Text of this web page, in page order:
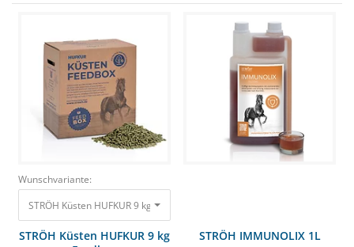
Wunschvariante:
STRÖH Küsten HUFKUR 9 kg Feedbox Ergänzungsfutter für starke und
STRÖH Küsten HUFKUR 9 kg
STRÖH IMMUNOLIX 1L